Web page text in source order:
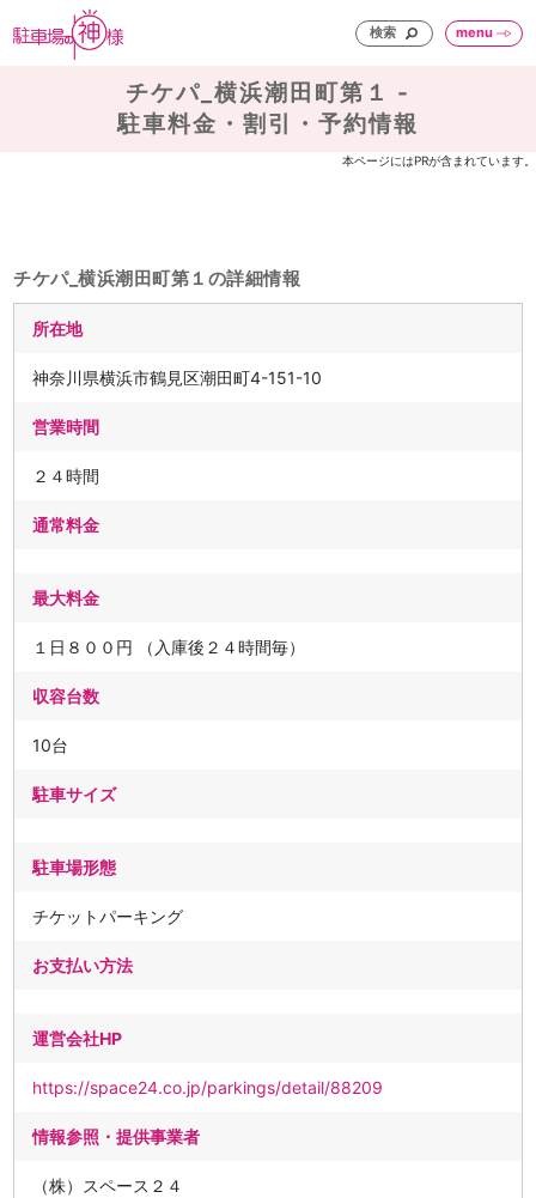
検索 menu
チケパ_横浜潮田町第１ -
駐車料金・割引・予約情報
本ページにはPRが含まれています。
チケパ_横浜潮田町第１の詳細情報
所在地
神奈川県横浜市鶴見区潮田町4-151-10
営業時間
２４時間
通常料金
最大料金
１日８００円 （入庫後２４時間毎）
収容台数
10台
駐車サイズ
駐車場形態
チケットパーキング
お支払い方法
運営会社HP
https://space24.co.jp/parkings/detail/88209
情報参照・提供事業者
（株）スペース２４